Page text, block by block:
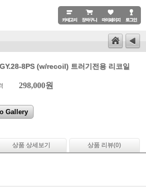
8PS (w/recoil) 트러기전용 리코일
298,000원
Gallery
상품 상세보기 상품 리뷰(0)